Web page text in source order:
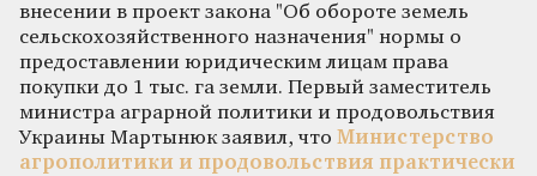
внесении в проект закона "Об обороте земель
сельскохозяйственного назначения" нормы о
предоставлении юридическим лицам права
покупки до 1 тыс. га земли. Первый заместитель
министра аграрной политики и продовольствия
Украины Мартынюк заявил, что Министерство
агрополитики и продовольствия практически